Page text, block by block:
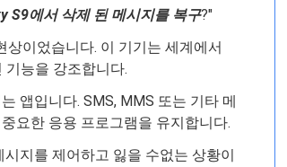
S9에서 삭제 된 메시지를 복구?"
이었습니다. 이 기기는 세계에서
기능을 강조합니다.
앱입니다. SMS, MMS 또는 기타 메
요한 응용 프로그램을 유지합니다.
지를 제어하고 잃을 수없는 상황이